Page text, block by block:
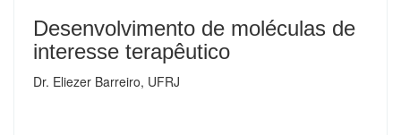
Desenvolvimento de moléculas de
interesse terapêutico
Dr. Eliezer Barreiro, UFRJ